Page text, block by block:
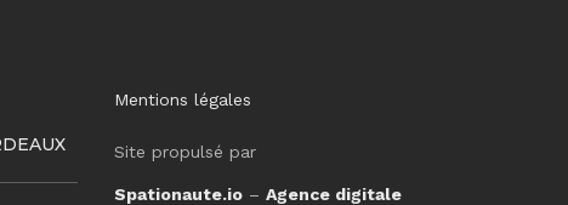
Mentions légales
Site propulsé par
Spationaute.io– Agence digitale